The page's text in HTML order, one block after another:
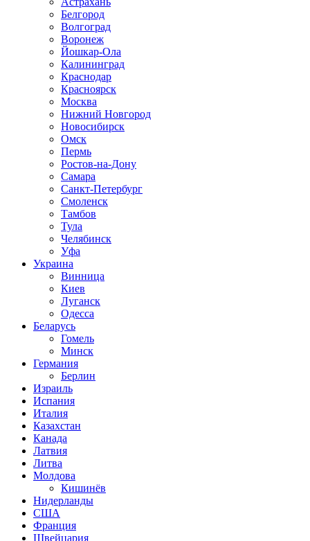
Белгород
Волгоград
Воронеж
Йошкар-Ола
Калининград
Краснодар
Красноярск
Москва
Нижний Новгород
Новосибирск
Омск
Пермь
Ростов-на-Дону
Самара
Санкт-Петербург
Смоленск
Тамбов
Тула
Челябинск
Уфа
Украина
Винница
Киев
Луганск
Одесса
Беларусь
Гомель
Минск
Германия
Берлин
Израиль
Испания
Италия
Казахстан
Канада
Латвия
Литва
Молдова
Кишинёв
Нидерланды
США
Франция
Швейцария